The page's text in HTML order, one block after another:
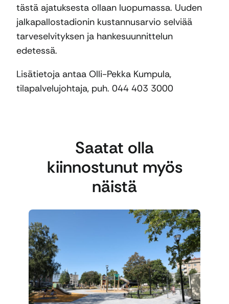
tästä ajatuksesta ollaan luopumassa. Uuden
jalkapallostadionin kustannusarvio selviää
tarveselvityksen ja hankesuunnittelun
edetessä.
Lisätietoja antaa Olli-Pekka Kumpula,
tilapalvelujohtaja, puh. 044 403 3000
Saatat olla
kiinnostunut myös
näistä